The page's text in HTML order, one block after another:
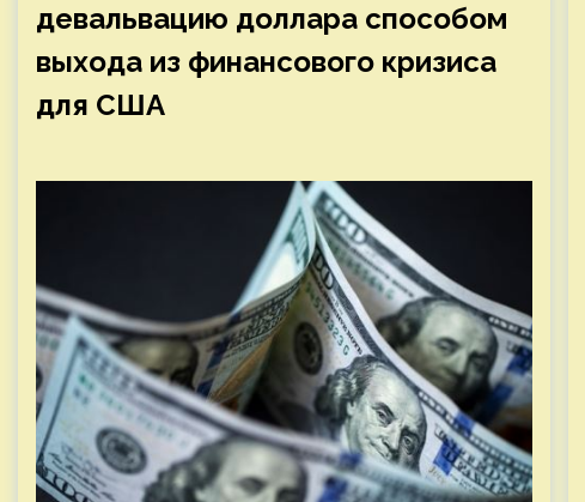
девальвацию доллара способом
выхода из финансового кризиса
для США